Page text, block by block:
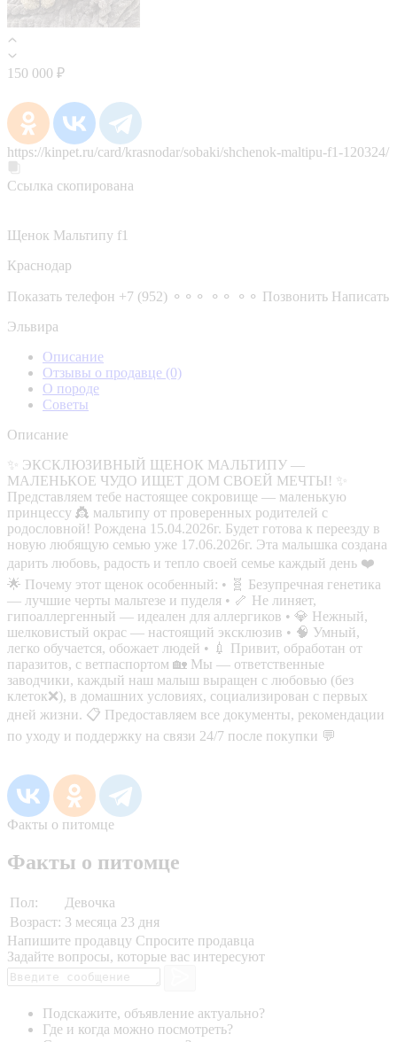
150 000 ₽
https://kinpet.ru/card/krasnodar/sobaki/shchenok-maltipu-f1-120324/
Ссылка скопирована
Щенок Мальтипу f1
Краснодар
Показать телефон +7 (952) ⚬⚬⚬ ⚬⚬ ⚬⚬ Позвонить Написать
Эльвира
Описание
Отзывы о продавце (0)
О породе
Советы
Описание
✨ ЭКСКЛЮЗИВНЫЙ ЩЕНОК МАЛЬТИПУ —
МАЛЕНЬКОЕ ЧУДО ИЩЕТ ДОМ СВОЕЙ МЕЧТЫ! ✨
Представляем тебе настоящее сокровище — маленькую
принцессу 👸 мальтипу от проверенных родителей с
родословной! Рождена 15.04.2026г. Будет готова к переезду в
новую любящую семью уже 17.06.2026г. Эта малышка создана
дарить любовь, радость и тепло своей семье каждый день ❤️
🌟 Почему этот щенок особенный: • 🧬 Безупречная генетика
— лучшие черты мальтезе и пуделя • 🦴 Не линяет,
гипоаллергенный — идеален для аллергиков • 💎 Нежный,
шелковистый окрас — настоящий эксклюзив • 🧠 Умный,
легко обучается, обожает людей • 💉 Привит, обработан от
паразитов, с ветпаспортом 🏡 Мы — ответственные
заводчики, каждый наш малыш выращен с любовью (без
клеток❌), в домашних условиях, социализирован с первых
дней жизни. 📋 Предоставляем все документы, рекомендации
по уходу и поддержку на связи 24/7 после покупки 💬
Факты о питомце
Факты о питомце
Пол:
Девочка
Возраст: 3 месяца 23 дня
Напишите продавцу Спросите продавца
Задайте вопросы, которые вас интересуют
Подскажите, объявление актуально?
Где и когда можно посмотреть?